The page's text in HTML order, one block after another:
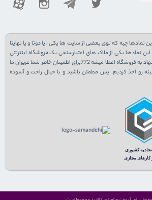
نمادها چیه که توی بعضی از سایت ها یکی ، یا دوتا و یا نهایتا
نمادها یکی از ملاک های اعتبارسنجی یک فروشگاه اینترنتی
هست که در صورت تایید از 3 نهاد به فروشگاه اعطا میشه 772برای اطمینان خاطر شما عزیزان ما
رو اخذ کردیم. پس مطمئن باشید و با خیال راحت و آسوده